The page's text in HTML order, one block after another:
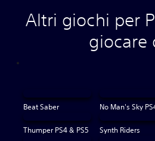
Altri giochi per
giocare
Beat Saber
Thumper PS4 & PS5 Synth Riders